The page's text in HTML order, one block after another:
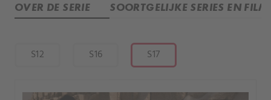
OVER DE SERIE SOORTGELIJKE SERIES EN
S12 S16 S17